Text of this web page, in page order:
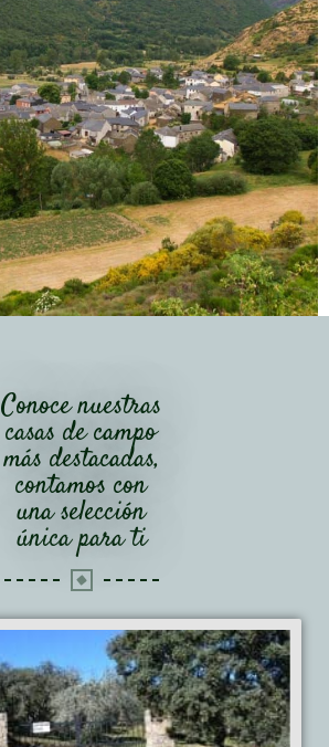
Conoce nuestras
casas de campo
más destacadas,
contamos con
una selección
única para ti